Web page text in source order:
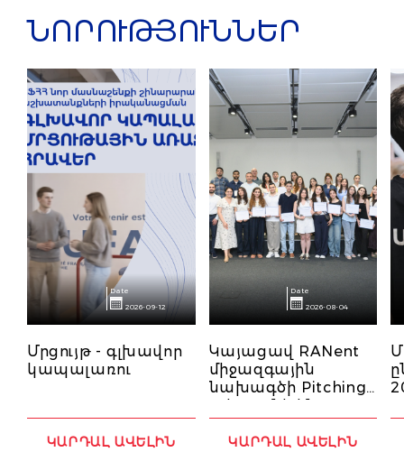
ՆՈՐՈՒԹՅՈՒՆՆԵՐ
Date
2026-09-12
Մրցույթ - գլխավոր
կապալառու
ԿԱՐԴԱԼ ԱՎԵԼԻՆ
Date
2026-08-04
Կայացավ RANent
միջազգային
նախագծի Pitching-
հաղթողները
ԿԱՐԴԱԼ ԱՎԵԼԻՆ